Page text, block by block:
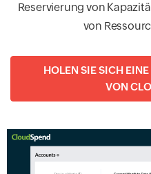
Reservierung von
von
HOLEN SIE SICH
VON